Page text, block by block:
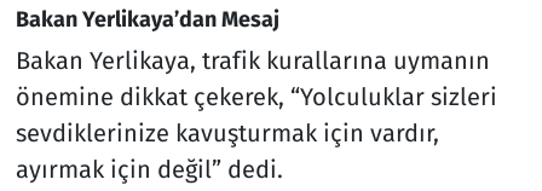
Bakan Yerlikaya’dan Mesaj
Bakan Yerlikaya, trafik kurallarına uymanın
önemine dikkat çekerek, “Yolculuklar sizleri
sevdiklerinize kavuşturmak için vardır,
ayırmak için değil” dedi.